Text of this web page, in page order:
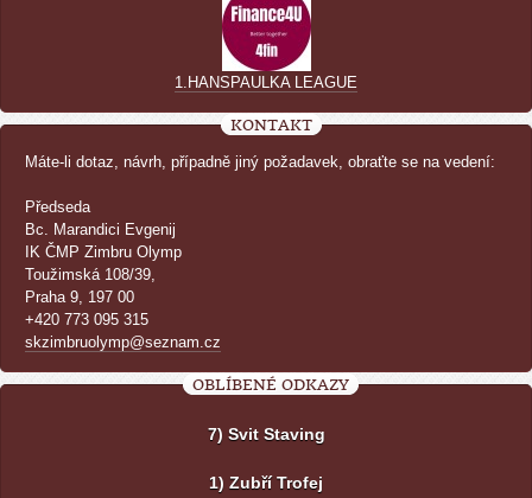
1.HANSPAULKA LEAGUE
KONTAKT
Máte-li dotaz, návrh, případně jiný požadavek, obraťte se na vedení:
Předseda
Bc. Marandici Evgenij
IK ČMP Zimbru Olymp
Toužimská 108/39,
Praha 9, 197 00
+420 773 095 315
skzimbruolymp@seznam.cz
OBLÍBENÉ ODKAZY
7) Svit Staving
1) Zubří Trofej